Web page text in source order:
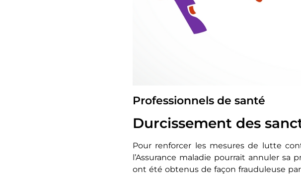
Professionnels de santé
Durcissement des
Pour renforcer les mesures de lutte
l’Assurance maladie pourrait annuler
ont été obtenus de façon frauduleuse